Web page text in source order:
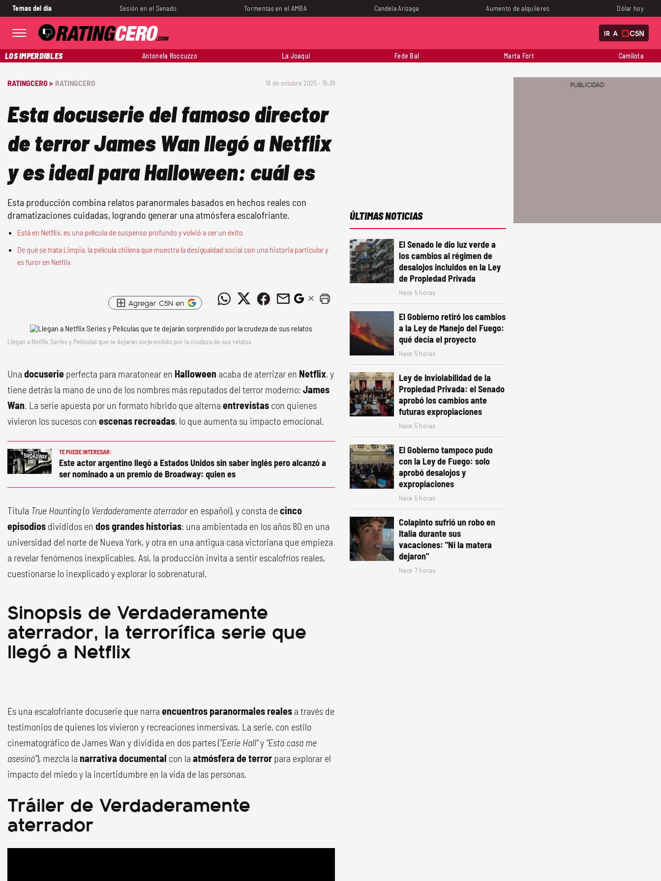
Temas del día Sesión en el Senado Tormentas en el AMBA Candela Arizaga Aumento de alquileres Dólar hoy
IR A
LOS IMPERDIBLES Antonela Roccuzzo La Joaqui Fede Bal Marta Fort Camilota
RATINGCERO > RATINGCERO 18 de octubre 2025 - 15:39
Esta docuserie del famoso director
de terror James Wan llegó a Netflix
y es ideal para Halloween: cuál es
Esta producción combina relatos paranormales basados en hechos reales con
dramatizaciones cuidadas, logrando generar una atmósfera escalofriante.
Está en Netflix, es una película de suspenso profundo y volvió a ser un éxito
De qué se trata Limpia, la película chilena que muestra la desigualdad social con una historia particular y
es furor en Netflix
Agregar C5N en
Llegan a Netflix Series y Películas que te dejarán sorprendido por la crudeza de sus relatos
Una docuserie perfecta para maratonear en Halloween acaba de aterrizar en Netflix, y
tiene detrás la mano de uno de los nombres más reputados del terror moderno: James
Wan. La serie apuesta por un formato híbrido que alterna entrevistas con quienes
vivieron los sucesos con escenas recreadas, lo que aumenta su impacto emocional.
TE PUEDE INTERESAR:
Este actor argentino llegó a Estados Unidos sin saber inglés pero alcanzó a
ser nominado a un premio de Broadway: quien es
Titula True Haunting(o Verdaderamente aterradoren español), y consta decinco
episodios divididos en dos grandes historias: una ambientada en los años 80 en una
universidad del norte de Nueva York, y otra en una antigua casa victoriana que empieza
a revelar fenómenos inexplicables. Así, la producción invita a sentir escalofríos reales,
cuestionarse lo inexplicado y explorar lo sobrenatural.
Sinopsis de Verdaderamente
aterrador, la terrorífica serie que
llegó a Netflix
Es una escalofriante docuserie que narra encuentros paranormales reales a través de
testimonios de quienes los vivieron y recreaciones inmersivas. La serie, con estilo
cinematográfico de James Wan y dividida en dos partes ("Eerie Hall"y "Esta casa me
asesinó"), mezcla la narrativa documental con la atmósfera de terror para explorar el
impacto del miedo y la incertidumbre en la vida de las personas.
Tráiler de Verdaderamente
aterrador
ÚLTIMAS NOTICIAS
El Senado le dio luz verde a
los cambios al régimen de
desalojos incluidos en la Ley
de Propiedad Privada
Hace 5 horas
El Gobierno retiró los cambios
a la Ley de Manejo del Fuego:
qué decía el proyecto
Hace 5 horas
Ley de Inviolabilidad de la
Propiedad Privada: el Senado
aprobó los cambios ante
futuras expropiaciones
Hace 5 horas
El Gobierno tampoco pudo
con la Ley de Fuego: solo
aprobó desalojos y
expropiaciones
Hace 5 horas
Colapinto sufrió un robo en
Italia durante sus
vacaciones: "Ni la matera
dejaron"
Hace 7 horas